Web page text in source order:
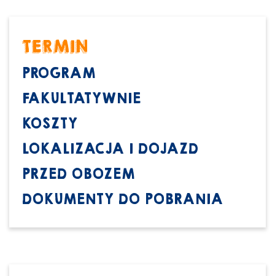
TERMIN
PROGRAM
FAKULTATYWNIE
KOSZTY
LOKALIZACJA I DOJAZD
PRZED OBOZEM
DOKUMENTY DO POBRANIA